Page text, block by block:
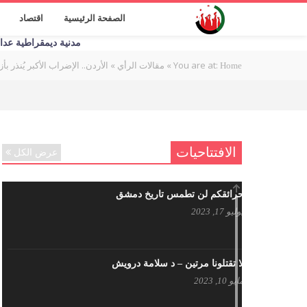
الصفحة الرئيسية اقتصاد
مدنية ديمقراطية عدالة
You are at: Home
» مقالات الرأي » الأردن.. الإضراب الأكبر
الافتتاحيات عرض الكل
حرائقكم لن تطمس تاريخ دمشق
يوليو 17, 2023
لا تقتلونا مرتين – د سلامة درويش
مايو 10, 2023